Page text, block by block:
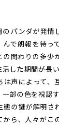
パンダが発情
で朗報を待っ
の関わりの多少
した期間が長
声によって、
一部の色を視認
の謎が解明さ
から、人々がこ